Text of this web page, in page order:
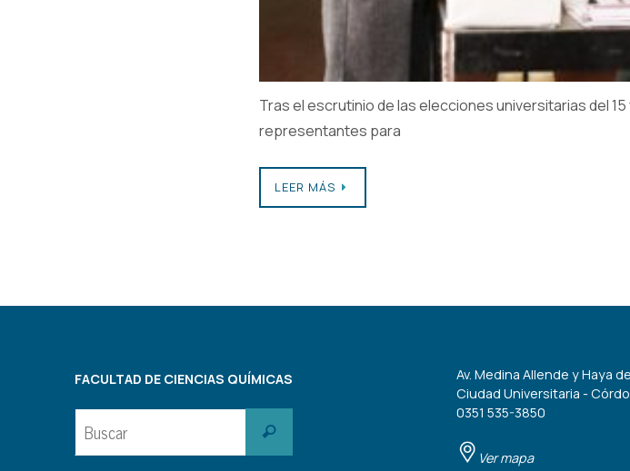
Tras el escrutinio de las elecciones universitarias del
representantes para
LEER MÁS
FACULTAD DE CIENCIAS QUÍMICAS
Buscar
Av. Medina Allende y Haya
Ciudad Universitaria -
0351 535-3850
Ver mapa